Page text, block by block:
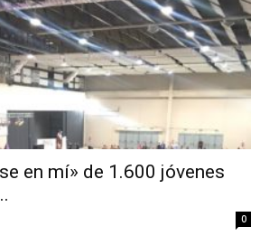
en mí» de 1.600 jóvenes
0